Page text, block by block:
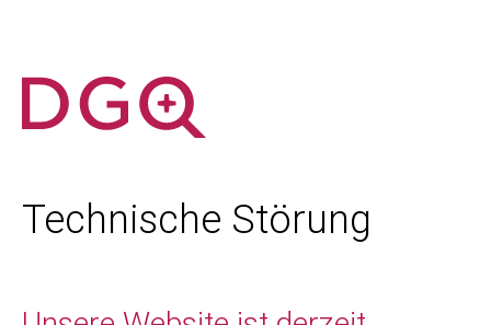
Technische Störung